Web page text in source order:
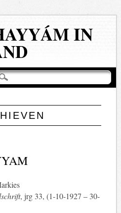
IN
, jrg 33, (1-10-1927 – 30-